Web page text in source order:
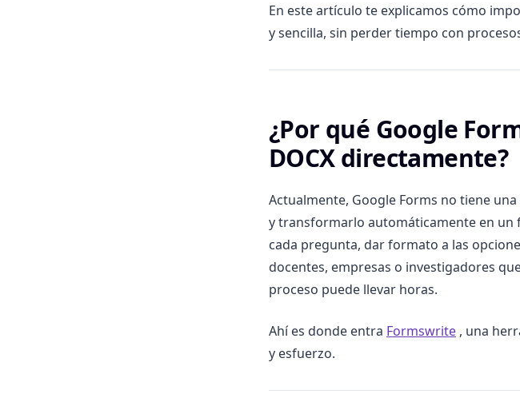
En este artículo te explicamos cómo
y sencilla, sin perder tiempo con
¿Por qué Google
DOCX directamente?
Actualmente, Google Forms no tiene
y transformarlo automáticamente en un
cada pregunta, dar formato a las
docentes, empresas o investigadores
proceso puede llevar horas.
Ahí es donde entra Formswrite , una
y esfuerzo.